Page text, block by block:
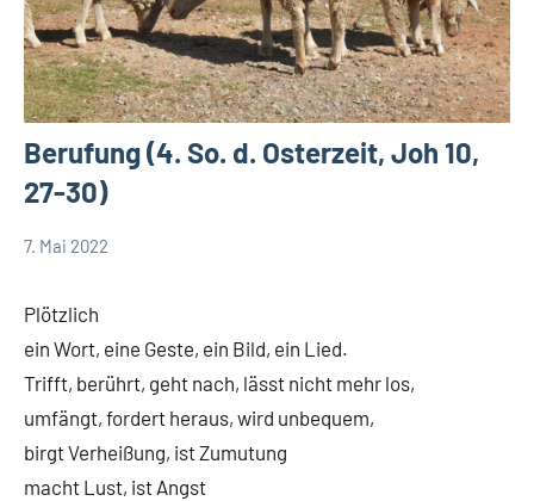
Berufung (4. So. d. Osterzeit, Joh 10,
27-30)
Weltweit
7. Mai 2022
Plötzlich
ein Wort, eine Geste, ein Bild, ein Lied.
Trifft, berührt, geht nach, lässt nicht mehr los,
umfängt, fordert heraus, wird unbequem,
birgt Verheißung, ist Zumutung
macht Lust, ist Angst